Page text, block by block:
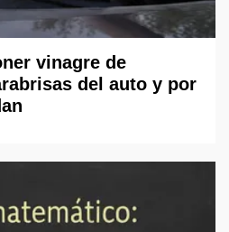
vinagre de
del auto y por